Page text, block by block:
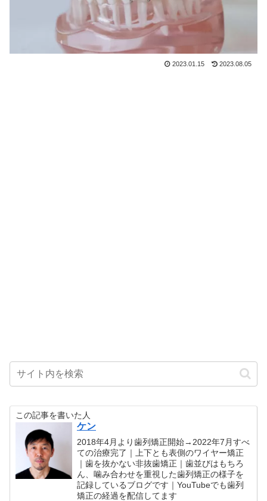
2023.01.15 2023.08.05
この記事を書いた人
ケン
2018年4月より歯列矯正開始→2022年7月すべ
ての治療完了｜上下とも表側のワイヤー矯正
｜歯を抜かない非抜歯矯正｜歯並びはもちろ
ん、噛み合わせを重視した歯列矯正の様子を
記録しているブログです｜YouTubeでも歯列
矯正の経過を配信してます